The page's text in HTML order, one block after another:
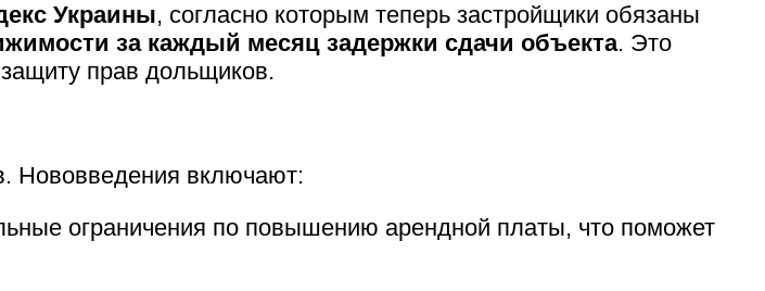
Украины, согласно которым теперь застройщики обязаны
за каждый месяц задержки сдачи объекта. Это
защиту прав дольщиков.
Нововведения включают:
ограничения по повышению арендной платы, что поможет